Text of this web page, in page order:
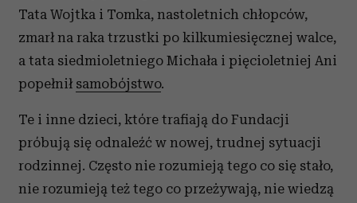
Tata Wojtka i Tomka, nastoletnich chłopców,
zmarł na raka trzustki po kilkumiesięcznej walce,
a tata siedmioletniego Michała i pięcioletniej Ani
popełnił samobójstwo.
Te i inne dzieci, które trafiają do Fundacji
próbują się odnaleźć w nowej, trudnej sytuacji
rodzinnej. Często nie rozumieją tego co się stało,
nie rozumieją też tego co przeżywają, nie wiedzą